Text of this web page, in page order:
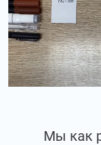
Мы как